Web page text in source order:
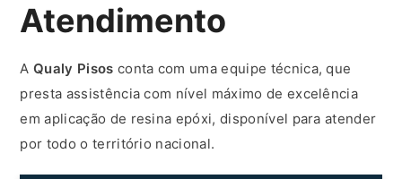
Atendimento
AQualy Pisos conta com uma equipe técnica, que
presta assistência com nível máximo de excelência
em aplicação de resina epóxi, disponível para atender
por todo o território nacional.